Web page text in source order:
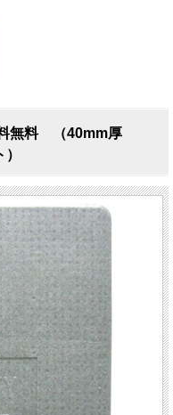
無料 （40mm厚